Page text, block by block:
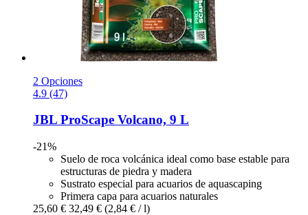
2 Opciones
4.9 (47)
JBL ProScape Volcano, 9 L
-21%
Suelo de roca volcánica ideal como base estable para
estructuras de piedra y madera
Sustrato especial para acuarios de aquascaping
Primera capa para acuarios naturales
25,60 € 32,49 € (2,84 € / l)